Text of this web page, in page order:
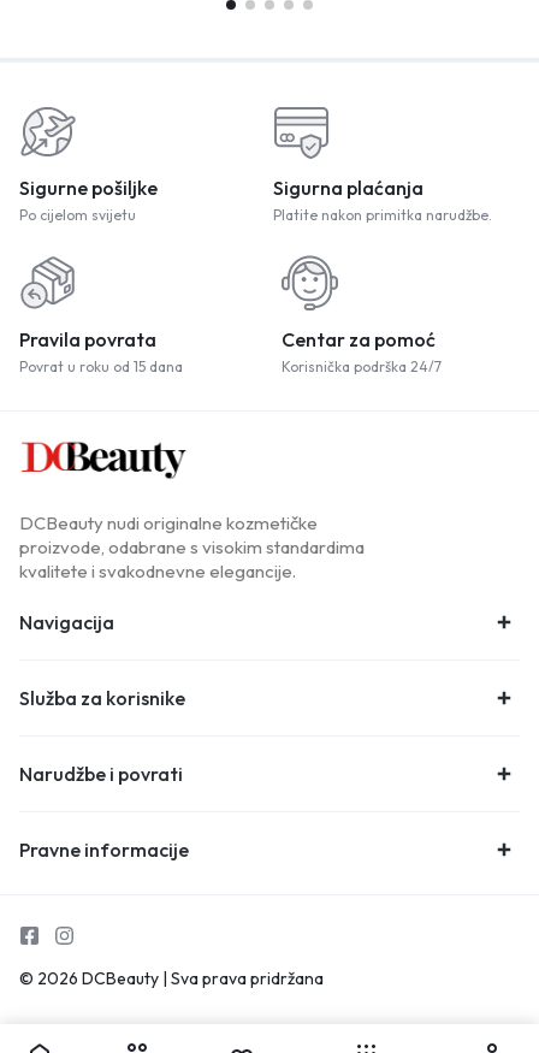
Sigurne pošiljke
Po cijelom svijetu
Sigurna plaćanja
Platite nakon primitka narudžbe.
Pravila povrata
Povrat u roku od 15 dana
Centar za pomoć
Korisnička podrška 24/7
DCBeauty nudi originalne kozmetičke
proizvode, odabrane s visokim standardima
kvalitete i svakodnevne elegancije.
Navigacija
Služba za korisnike
Narudžbe i povrati
Pravne informacije
© 2026 DCBeauty | Sva prava pridržana